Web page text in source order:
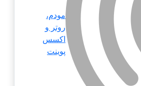
مودم،
روتر و
اکسس
پوینت